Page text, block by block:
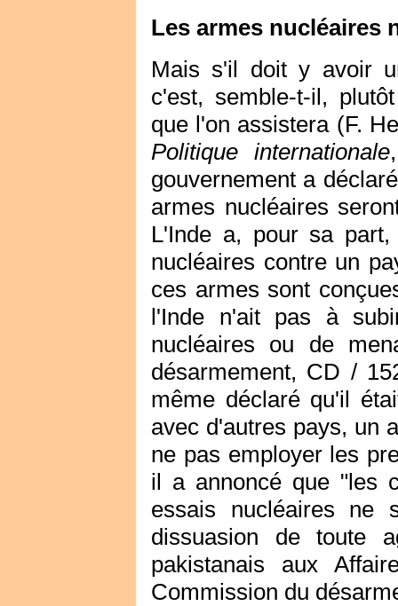
Les armes nucléaires
Mais s'il doit y avoir
c'est, semble-t-il,
que l'on assistera (F.
Politique internationale
gouvernement a
armes nucléaires
L'Inde a, pour sa
nucléaires contre un
ces armes sont
l'Inde n'ait pas à
nucléaires ou de
désarmement, CD /
même déclaré qu'il
avec d'autres pays, un
ne pas employer les
il a annoncé que "les
essais nucléaires ne
dissuasion de toute
pakistanais aux
Commission du